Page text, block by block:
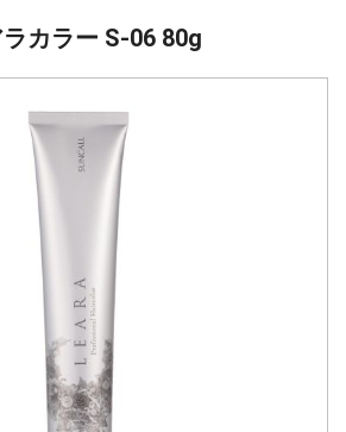
カラー S-06 80g